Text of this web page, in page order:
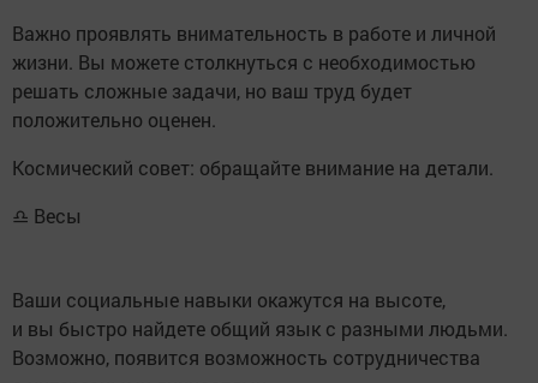
Важно проявлять внимательность в работе и личной
жизни. Вы можете столкнуться с необходимостью
решать сложные задачи, но ваш труд будет
положительно оценен.
Космический совет: обращайте внимание на детали.
♎ Весы
Ваши социальные навыки окажутся на высоте,
и вы быстро найдете общий язык с разными людьми.
Возможно, появится возможность сотрудничества